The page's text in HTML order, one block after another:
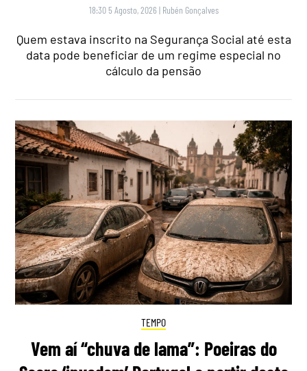
18:30 5 Agosto, 2026 | Rubén Gonçalves
Quem estava inscrito na Segurança Social até esta
data pode beneficiar de um regime especial no
cálculo da pensão
TEMPO
Vem aí “chuva de lama”: Poeiras do